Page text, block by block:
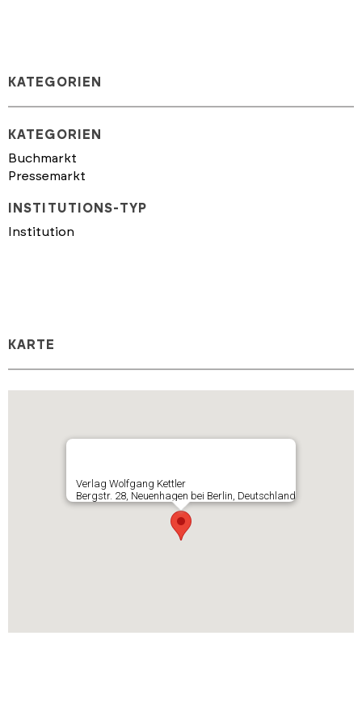
KATEGORIEN
KATEGORIEN
Buchmarkt
Pressemarkt
INSTITUTIONS-TYP
Institution
KARTE
Verlag Wolfgang Kettler
Bergstr. 28, Neuenhagen bei Berlin, Deutschland